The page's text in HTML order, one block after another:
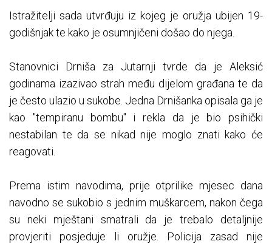
Istražitelji sada utvrđuju iz kojeg je oružja ubijen 19-
godišnjak te kako je osumnjičeni došao do njega.
Stanovnici Drniša za Jutarnji tvrde da je Aleksić
godinama izazivao strah među dijelom građana te da
je često ulazio u sukobe. Jedna Drnišanka opisala ga je
kao "tempiranu bombu" i rekla da je bio psihički
nestabilan te da se nikad nije moglo znati kako će
reagovati.
Prema istim navodima, prije otprilike mjesec dana
navodno se sukobio s jednim muškarcem, nakon čega
su neki mještani smatrali da je trebalo detaljnije
provjeriti posjeduje li oružje. Policija zasad nije